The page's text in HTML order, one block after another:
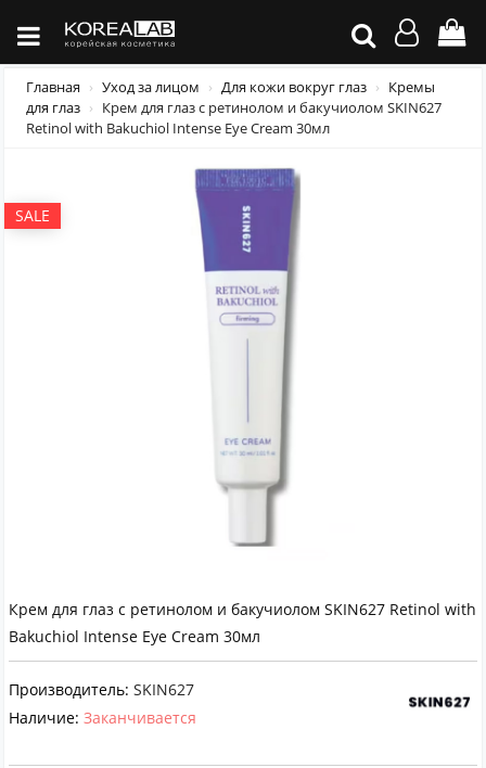
Главная Уход за лицом Для кожи вокруг глаз
Кремы
для глаз
Крем для глаз с ретинолом и бакучиолом SKIN627
Retinol with Bakuchiol Intense Eye Cream 30мл
SALE
Крем для глаз с ретинолом и бакучиолом SKIN627 Retinol with
Bakuchiol Intense Eye Cream 30мл
Производитель: SKIN627
Наличие: Заканчивается